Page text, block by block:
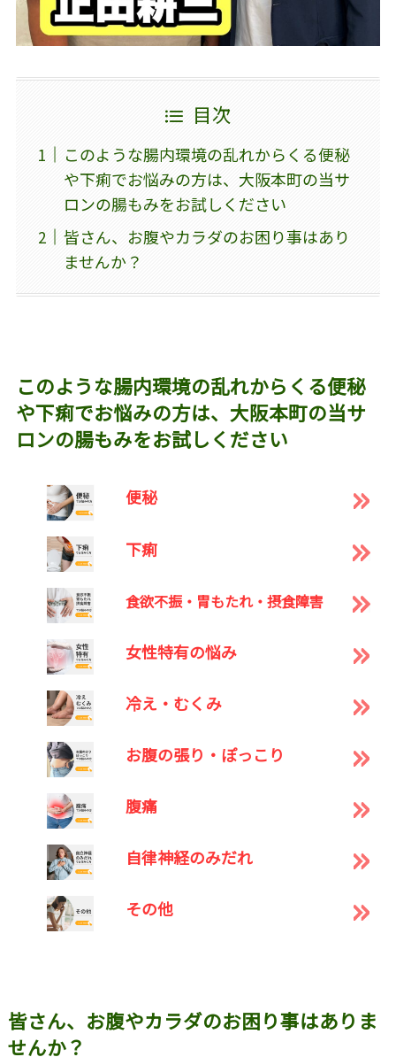
目次
このような腸内環境の乱れからくる便秘
や下痢でお悩みの方は、大阪本町の当サ
ロンの腸もみをお試しください
皆さん、お腹やカラダのお困り事はあり
ませんか？
このような腸内環境の乱れからくる便秘
や下痢でお悩みの方は、大阪本町の当サ
ロンの腸もみをお試しください
便秘
下痢
食欲不振・胃もたれ・摂食障害
女性特有の悩み
冷え・むくみ
お腹の張り・ぽっこり
腹痛
自律神経のみだれ
その他
皆さん、お腹やカラダのお困り事はありま
せんか？